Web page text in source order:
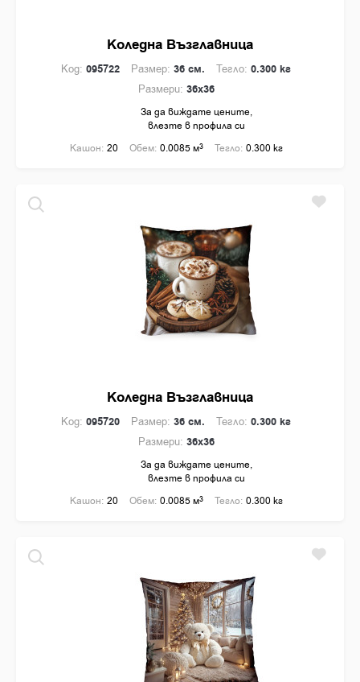
Коледна Възглавница
Код: 095722 Размер: 36 см. Тегло: 0.300 кг
Размери: 36x36
За да виждате цените,
влезте в профила си
Кашон: 20 Обем: 0.0085 м3 Тегло: 0.300 кг
Коледна Възглавница
Код: 095720 Размер: 36 см. Тегло: 0.300 кг
Размери: 36x36
За да виждате цените,
влезте в профила си
Кашон: 20 Обем: 0.0085 м3 Тегло: 0.300 кг